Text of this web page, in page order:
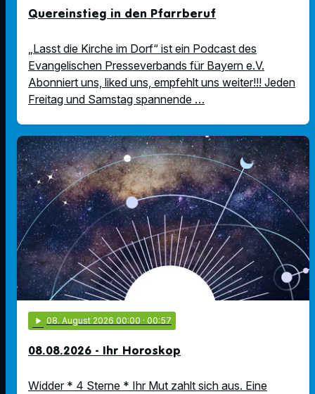
Quereinstieg in den Pfarrberuf
„Lasst die Kirche im Dorf“ ist ein Podcast des
Evangelischen Presseverbands für Bayern e.V.
Abonniert uns, liked uns, empfehlt uns weiter!!! Jeden
Freitag und Samstag spannende …
play_arrow 08. August 2026 00:00 · 00:57
08.08.2026 - Ihr Horoskop
Widder * 4 Sterne * Ihr Mut zahlt sich aus. Eine